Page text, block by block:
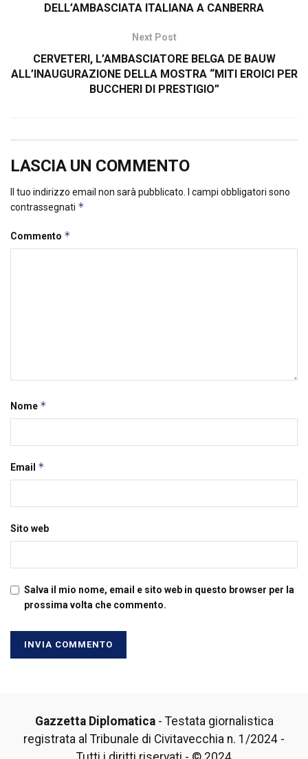
DELL’AMBASCIATA ITALIANA A CANBERRA
Next Post
CERVETERI, L’AMBASCIATORE BELGA DE BAUW
ALL’INAUGURAZIONE DELLA MOSTRA “MITI EROICI PER
BUCCHERI DI PRESTIGIO”
LASCIA UN COMMENTO
Il tuo indirizzo email non sarà pubblicato.
I campi obbligatori sono
contrassegnati *
Commento *
Nome *
Email *
Sito web
Salva il mio nome, email e sito web in questo browser per la
prossima volta che commento.
Gazzetta Diplomatica- Testata giornalistica
registrata al Tribunale di Civitavecchia n. 1/2024 -